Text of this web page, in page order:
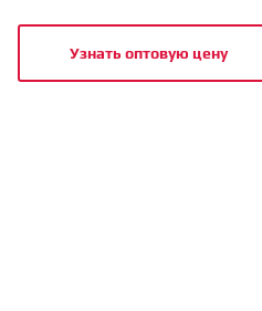
Узнать оптовую цену